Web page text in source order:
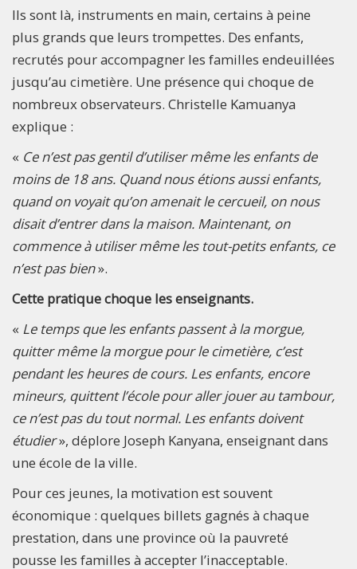
Ils sont là, instruments en main, certains à peine
plus grands que leurs trompettes. Des enfants,
recrutés pour accompagner les familles endeuillées
jusqu’au cimetière. Une présence qui choque de
nombreux observateurs. Christelle Kamuanya
explique :
« Ce n’est pas gentil d’utiliser même les enfants de
moins de 18 ans. Quand nous étions aussi enfants,
quand on voyait qu’on amenait le cercueil, on nous
disait d’entrer dans la maison. Maintenant, on
commence à utiliser même les tout-petits enfants, ce
n’est pas bien».
Cette pratique choque les enseignants.
« Le temps que les enfants passent à la morgue,
quitter même la morgue pour le cimetière, c’est
pendant les heures de cours. Les enfants, encore
mineurs, quittent l’école pour aller jouer au tambour,
ce n’est pas du tout normal. Les enfants doivent
étudier», déplore Joseph Kanyana, enseignant dans
une école de la ville.
Pour ces jeunes, la motivation est souvent
économique : quelques billets gagnés à chaque
prestation, dans une province où la pauvreté
pousse les familles à accepter l’inacceptable.